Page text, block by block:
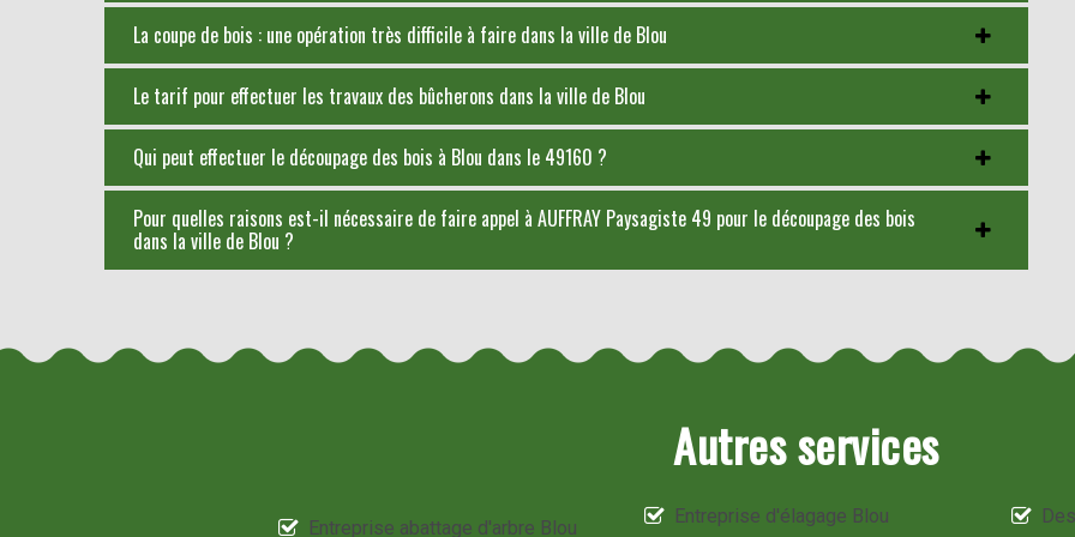
La coupe de bois : une opération très difficile à faire dans la ville de Blou
Le tarif pour effectuer les travaux des bûcherons dans la ville de Blou
Qui peut effectuer le découpage des bois à Blou dans le 49160 ?
Pour quelles raisons est-il nécessaire de faire appel à AUFFRAY Paysagiste 49 pour le découpage des bois
dans la ville de Blou ?
Autres services
Entreprise abattage d'arbre Blou
Entreprise d'élagage Blou